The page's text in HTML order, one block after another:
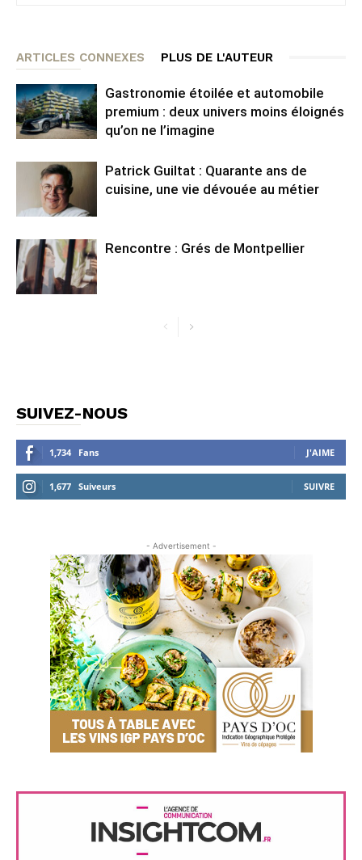
ARTICLES CONNEXES PLUS DE L'AUTEUR
Gastronomie étoilée et automobile
premium : deux univers moins éloignés
qu’on ne l’imagine
Patrick Guiltat : Quarante ans de
cuisine, une vie dévouée au métier
Rencontre : Grés de Montpellier
SUIVEZ-NOUS
1,734 Fans J'AIME
1,677 Suiveurs SUIVRE
- Advertisement -